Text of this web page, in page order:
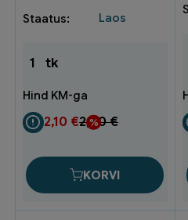
Laos
1 tk
2,80€
2,10 €
KORVI